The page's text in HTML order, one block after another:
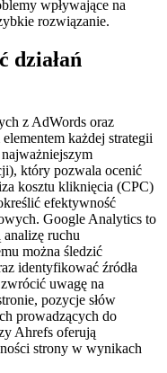
wpływające na
rozwiązanie.
działań
z AdWords oraz
każdej strategii
który pozwala ocenić
kosztu kliknięcia (CPC)
efektywność
Google Analytics to
ruchu
można śledzić
identyfikować źródła
uwagę na
pozycje słów
prowadzących do
Ahrefs oferują
strony w wynikach